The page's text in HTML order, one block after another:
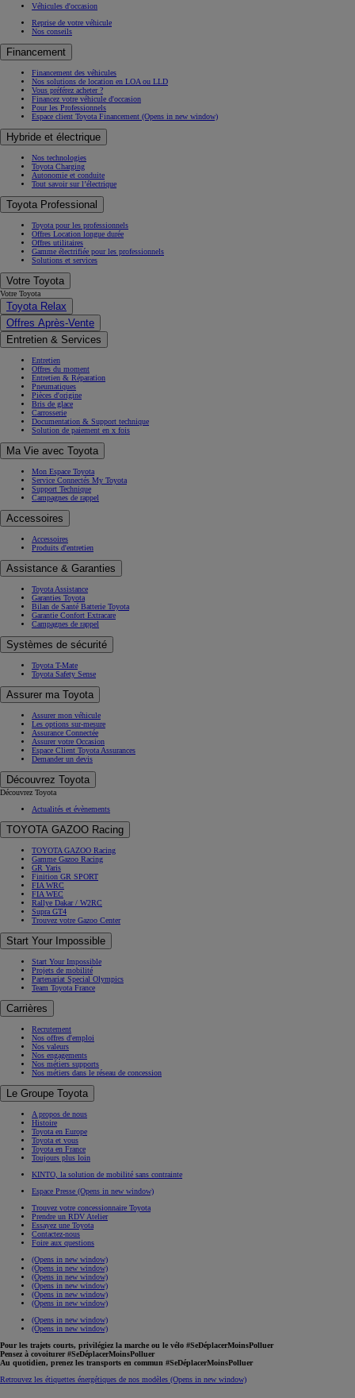
Véhicules d'occasion
Reprise de votre véhicule
Nos conseils
Financement
Financement des véhicules
Nos solutions de location en LOA ou LLD
Vous préférez acheter ?
Financez votre véhicule d'occasion
Pour les Professionnels
Espace client Toyota Financement(Opens in new window)
Hybride et électrique
Nos technologies
Toyota Charging
Autonomie et conduite
Tout savoir sur l’électrique
Toyota Professional
Toyota pour les professionnels
Offres Location longue durée
Offres utilitaires
Gamme électrifiée pour les professionnels
Solutions et services
Votre Toyota
Votre Toyota
Toyota Relax
Offres Après-Vente
Entretien & Services
Entretien
Offres du moment
Entretien & Réparation
Pneumatiques
Pièces d'origine
Bris de glace
Carrosserie
Documentation & Support technique
Solution de paiement en x fois
Ma Vie avec Toyota
Mon Espace Toyota
Service Connectés My Toyota
Support Technique
Campagnes de rappel
Accessoires
Accessoires
Produits d'entretien
Assistance & Garanties
Toyota Assistance
Garanties Toyota
Bilan de Santé Batterie Toyota
Garantie Confort Extracare
Campagnes de rappel
Systèmes de sécurité
Toyota T-Mate
Toyota Safety Sense
Assurer ma Toyota
Assurer mon véhicule
Les options sur-mesure
Assurance Connectée
Assurer votre Occasion
Espace Client Toyota Assurances
Demander un devis
Découvrez Toyota
Découvrez Toyota
Actualités et évènements
TOYOTA GAZOO Racing
TOYOTA GAZOO Racing
Gamme Gazoo Racing
GR Yaris
Finition GR SPORT
FIA WRC
FIA WEC
Rallye Dakar / W2RC
Supra GT4
Trouvez votre Gazoo Center
Start Your Impossible
Start Your Impossible
Projets de mobilité
Partenariat Special Olympics
Team Toyota France
Carrières
Recrutement
Nos offres d'emploi
Nos valeurs
Nos engagements
Nos métiers supports
Nos métiers dans le réseau de concession
Le Groupe Toyota
A propos de nous
Histoire
Toyota en Europe
Toyota et vous
Toyota en France
Toujours plus loin
KINTO, la solution de mobilité sans contrainte
Espace Presse(Opens in new window)
Trouvez votre concessionnaire Toyota
Prendre un RDV Atelier
Essayez une Toyota
Contactez-nous
Foire aux questions
(Opens in new window)
(Opens in new window)
(Opens in new window)
(Opens in new window)
(Opens in new window)
(Opens in new window)
(Opens in new window)
(Opens in new window)
Pour les trajets courts, privilégiez la marche ou le vélo #SeDéplacerMoinsPolluer
Pensez à covoiturer #SeDéplacerMoinsPolluer
Au quotidien, prenez les transports en commun #SeDéplacerMoinsPolluer
Retrouvez les étiquettes énergétiques de nos modèles(Opens in new window)